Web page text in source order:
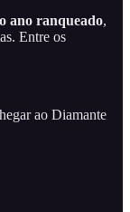
ano ranqueado,
Entre os
ao Diamante